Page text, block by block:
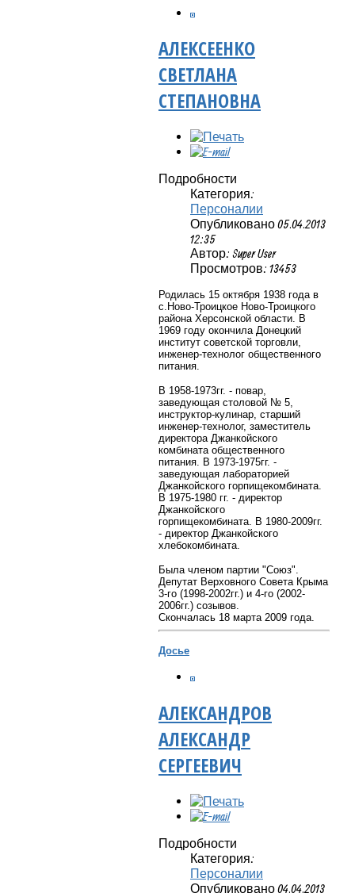
АЛЕКСЕЕНКО
СВЕТЛАНА
СТЕПАНОВНА
Подробности
Категория:
Персоналии
Опубликовано 05.04.2013
12:35
Автор: Super User
Просмотров: 13453
Родилась 15 октября 1938 года в
с.Ново-Троицкое Ново-Троицкого
района Херсонской области. В
1969 году окончила Донецкий
институт советской торговли,
инженер-технолог общественного
питания.
В 1958-1973гг. - повар,
заведующая столовой № 5,
инструктор-кулинар, старший
инженер-технолог, заместитель
директора Джанкойского
комбината общественного
питания. В 1973-1975гг. -
заведующая лабораторией
Джанкойского горпищекомбината.
В 1975-1980 гг. - директор
Джанкойского
горпищекомбината. В 1980-2009гг.
- директор Джанкойского
хлебокомбината.
Была членом партии "Союз".
Депутат Верховного Совета Крыма
3-го (1998-2002гг.) и 4-го (2002-
2006гг.) созывов.
Скончалась 18 марта 2009 года.
Досье
АЛЕКСАНДРОВ
АЛЕКСАНДР
СЕРГЕЕВИЧ
Подробности
Категория:
Персоналии
Опубликовано 04.04.2013